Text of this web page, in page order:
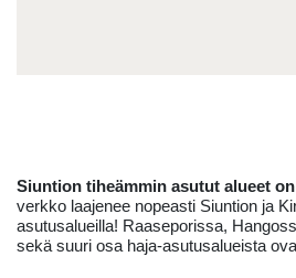
Siuntion tiheämmin asutut alueet
verkko laajenee nopeasti Siuntion ja
asutusalueilla! Raaseporissa,
sekä suuri osa haja-asutusalueista